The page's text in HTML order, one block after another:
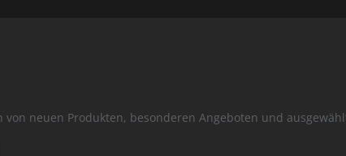
neuen Produkten, besonderen Angeboten und